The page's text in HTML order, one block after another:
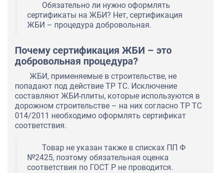
Обязательно ли нужно оформлять
сертификаты на ЖБИ? Нет, сертификация
ЖБИ – процедура добровольная.
Почему сертификация ЖБИ – это
добровольная процедура?
ЖБИ, применяемые в строительстве, не
попадают под действие ТР ТС. Исключение
составляют ЖБИ-плиты, которые используются в
дорожном строительстве – на них согласно ТР ТС
014/2011 необходимо оформлять сертификат
соответствия.
Товар не указан также в списках ПП Ф
№2425, поэтому обязательная оценка
соответствия по ГОСТ Р не проводится.